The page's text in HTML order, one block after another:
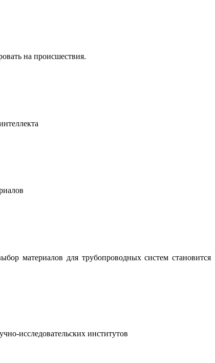
на происшествия.
материалов для трубопроводных систем становится
исследовательских институтов